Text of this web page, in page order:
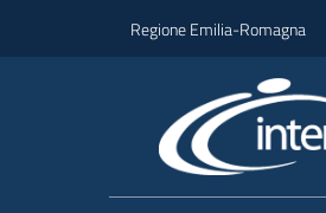
Regione Emilia-Romagna